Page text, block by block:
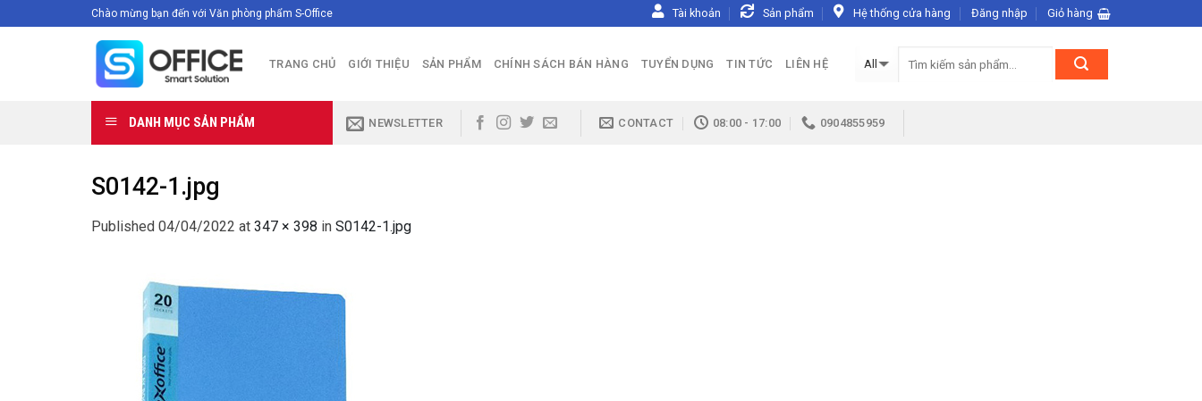
Chào mừng bạn đến với Văn phòng phẩm S-Office Tài khoản Sản phẩm Hệ thống cửa hàng Đăng nhập Giỏ hàng
TRANG CHỦ GIỚI THIỆU SẢN PHẨM CHÍNH SÁCH BÁN HÀNG TUYỂN DỤNG TIN TỨC LIÊN HỆ
DANH MỤC SẢN PHẨM NEWSLETTER CONTACT 08:00 - 17:00 0904855959
S0142-1.jpg
Published 04/04/2022 at 347 × 398 in S0142-1.jpg